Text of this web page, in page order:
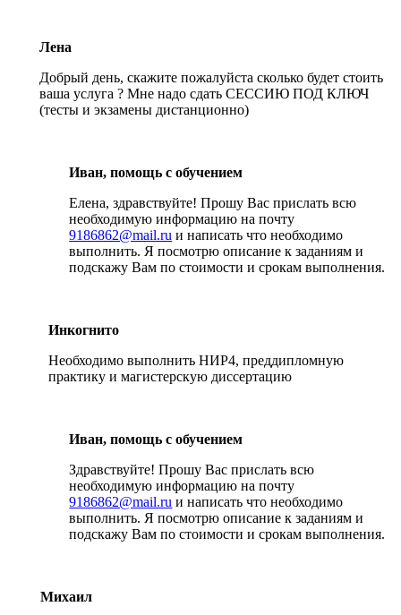
Лена
Добрый день, скажите пожалуйста сколько будет стоить
ваша услуга ? Мне надо сдать СЕССИЮ ПОД КЛЮЧ
(тесты и экзамены дистанционно)
Иван, помощь с обучением
Елена, здравствуйте! Прошу Вас прислать всю
необходимую информацию на почту
9186862@mail.ru и написать что необходимо
выполнить. Я посмотрю описание к заданиям и
подскажу Вам по стоимости и срокам выполнения.
Инкогнито
Необходимо выполнить НИР4, преддипломную
практику и магистерскую диссертацию
Иван, помощь с обучением
Здравствуйте! Прошу Вас прислать всю
необходимую информацию на почту
9186862@mail.ru и написать что необходимо
выполнить. Я посмотрю описание к заданиям и
подскажу Вам по стоимости и срокам выполнения.
Михаил